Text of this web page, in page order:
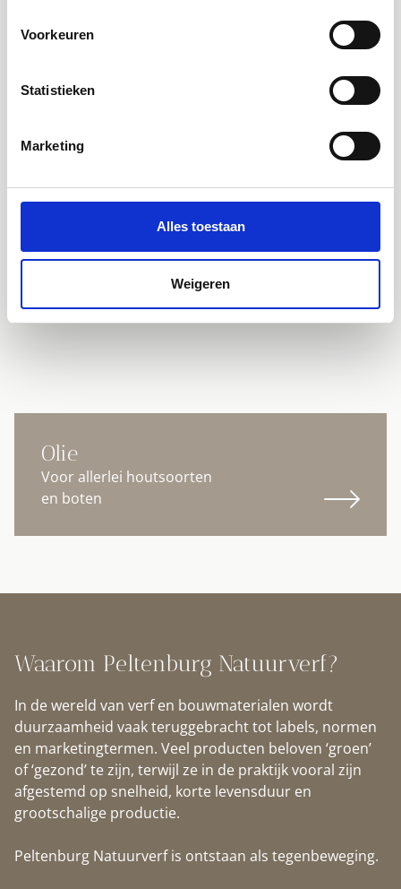
Voorkeuren
Statistieken
Marketing
Alles toestaan
Weigeren
Olie
Voor allerlei houtsoorten
en boten
Waarom Peltenburg Natuurverf?
In de wereld van verf en bouwmaterialen wordt
duurzaamheid vaak teruggebracht tot labels, normen
en marketingtermen. Veel producten beloven ‘groen’
of ‘gezond’ te zijn, terwijl ze in de praktijk vooral zijn
afgestemd op snelheid, korte levensduur en
grootschalige productie.
Peltenburg Natuurverf is ontstaan als tegenbeweging.